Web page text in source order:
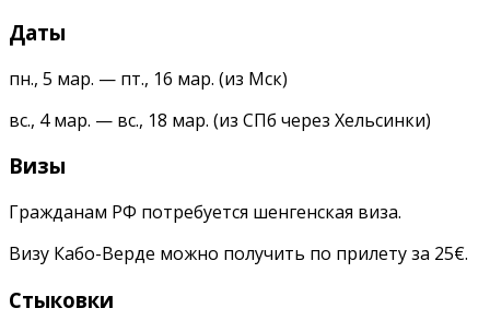
Даты
пн., 5 мар. — пт., 16 мар. (из Мск)
вс., 4 мар. — вс., 18 мар. (из СПб через Хельсинки)
Визы
Гражданам РФ потребуется шенгенская виза.
Визу Кабо-Верде можно получить по прилету за 25€.
Стыковки